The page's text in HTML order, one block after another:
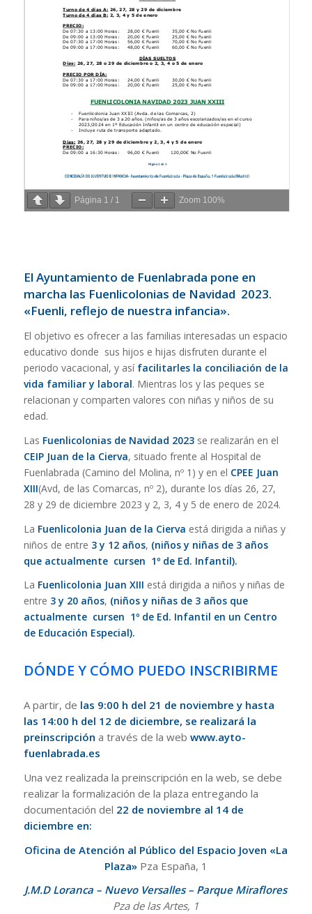
Página 1 / 1 Zoom 100%
El Ayuntamiento de Fuenlabrada pone en
marcha las Fuenlicolonias de Navidad 2023.
«Fuenli, reflejo de nuestra infancia».
El objetivo es ofrecer a las familias interesadas un espacio
educativo donde sus hijos e hijas disfruten durante el
periodo vacacional, y así facilitarles la conciliación de la
vida familiar y laboral. Mientras los y las peques se
relacionan y comparten valores con niñas y niños de su
edad.
Las Fuenlicolonias de Navidad 2023se realizarán en el
CEIP Juan de la Cierva, situado frente al Hospital de
Fuenlabrada (Camino del Molina, nº 1) y en el CPEE Juan
XIII(Avd, de las Comarcas, nº 2), durante los días 26, 27,
28 y 29 de diciembre 2023 y 2, 3, 4 y 5 de enero de 2024.
La Fuenlicolonia Juan de la Cierva está dirigida a niñas y
niños de entre 3 y 12 años, (niños y niñas de 3 años
que actualmente cursen 1º de Ed. Infantil).
La Fuenlicolonia Juan XIII está dirigida a niños y niñas de
entre 3 y 20 años, (niños y niñas de 3 años que
actualmente cursen 1º de Ed. Infantil en un Centro
de Educación Especial).
DÓNDE Y CÓMO PUEDO INSCRIBIRME
A partir, de las 9:00 h del 21 de noviembre y hasta
las 14:00 h del 12 de diciembre, se realizará la
preinscripción a través de la web www.ayto-
fuenlabrada.es
Una vez realizada la preinscripción en la web, se debe
realizar la formalización de la plaza entregando la
documentación del 22 de noviembre al 14 de
diciembre en:
Oficina de Atención al Público del Espacio Joven «La
Plaza» Pza España, 1
J.M.D Loranca – Nuevo Versalles – Parque Miraflores
Pza de las Artes, 1